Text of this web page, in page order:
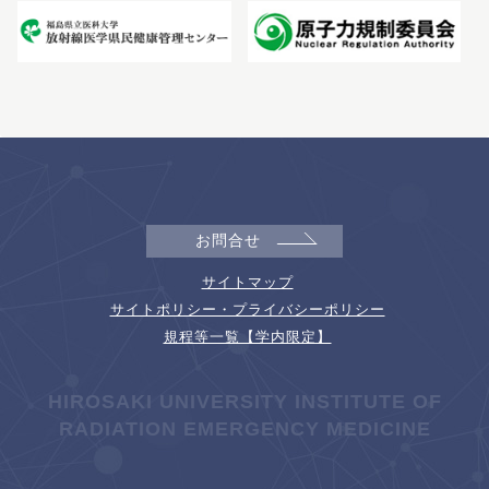
お問合せ
サイトマップ
サイトポリシー・プライバシーポリシー
規程等一覧【学内限定】
HIROSAKI UNIVERSITY INSTITUTE OF
RADIATION EMERGENCY MEDICINE